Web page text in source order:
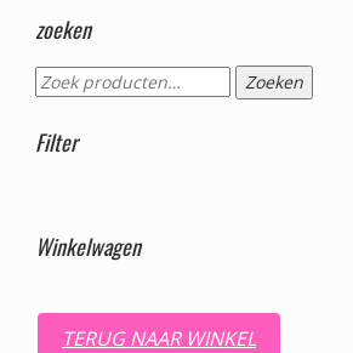
zoeken
Zoeken
naar:
Zoeken
Filter
Winkelwagen
TERUG NAAR WINKEL